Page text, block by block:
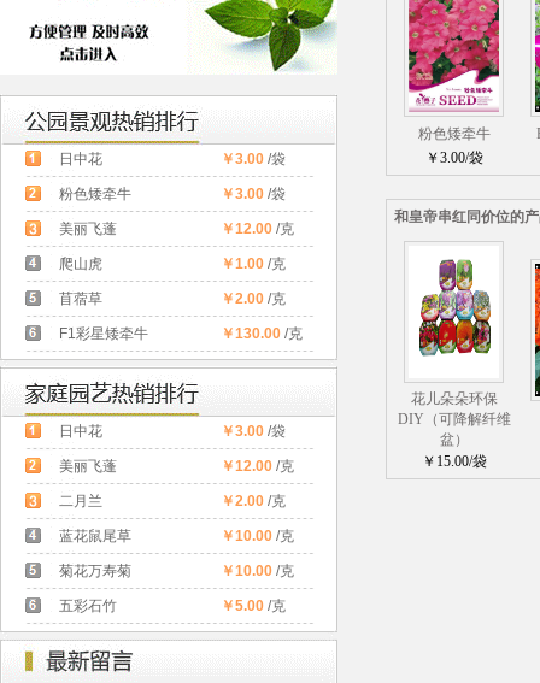
日中花 ￥3.00/袋
粉色矮牵牛 ￥3.00/袋
美丽飞蓬 ￥12.00/克
爬山虎 ￥1.00/克
苜蓿草 ￥2.00/克
F1彩星矮牵牛 ￥130.00/克
日中花 ￥3.00/袋
美丽飞蓬 ￥12.00/克
二月兰 ￥2.00/克
蓝花鼠尾草 ￥10.00/克
菊花万寿菊 ￥10.00/克
五彩石竹 ￥5.00/克
粉色矮牵牛
￥3.00/袋
和皇帝串红同价位的
花儿朵朵环保
DIY（可降解纤维
盆）
￥15.00/袋